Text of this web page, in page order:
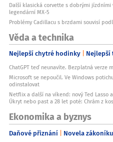
Další klasická corvette s dobrými
legendární MX-5
Problémy Cadillacu s brzdami souvisí
Věda a technika
Nejlepší chytré hodinky
ChatGPT teď neunavíte. Bezplatná verze
Microsoft se nepoučil. Ve Windows
odinstalovat
Netflix a další na víkend: nový Ted Lasso
Úkryt nebo past a 28 let poté: Chrám z
Ekonomika a byznys
Daňové přiznání Novela